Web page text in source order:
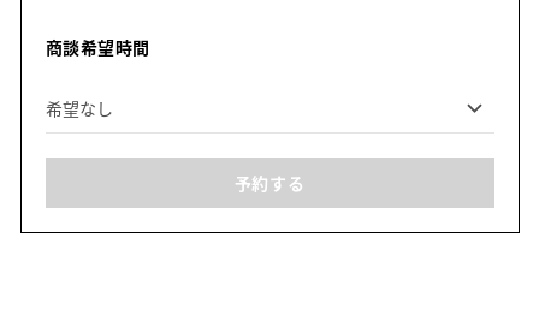
商談希望時間
予約する